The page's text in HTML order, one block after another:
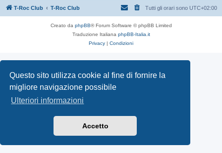
Questo sito utilizza cookie al fine di fornire la
migliore navigazione possibile
Ulteriori informazioni
Accetto
T-Roc Club T-Roc Club Tutti gli orari sono UTC+02:00
Creato da phpBB® Forum Software © phpBB Limited
Traduzione Italiana phpBB-Italia.it
Privacy | Condizioni